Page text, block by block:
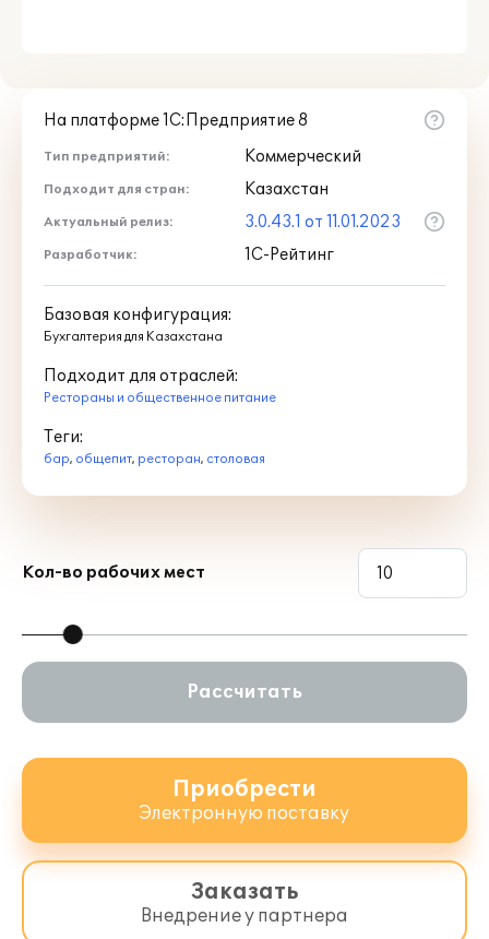
На платформе 1С:Предприятие 8
Тип предприятий: Коммерческий
Подходит для стран: Казахстан
Актуальный релиз: 3.0.43.1 от 11.01.2023
Разработчик: 1С-Рейтинг
Базовая конфигурация:
Бухгалтерия для Казахстана
Подходит для отраслей:
Рестораны и общественное питание
Теги:
бар, общепит, ресторан, столовая
Кол-во рабочих мест
Рассчитать
Приобрести
Электронную поставку
Заказать
Внедрение у партнера